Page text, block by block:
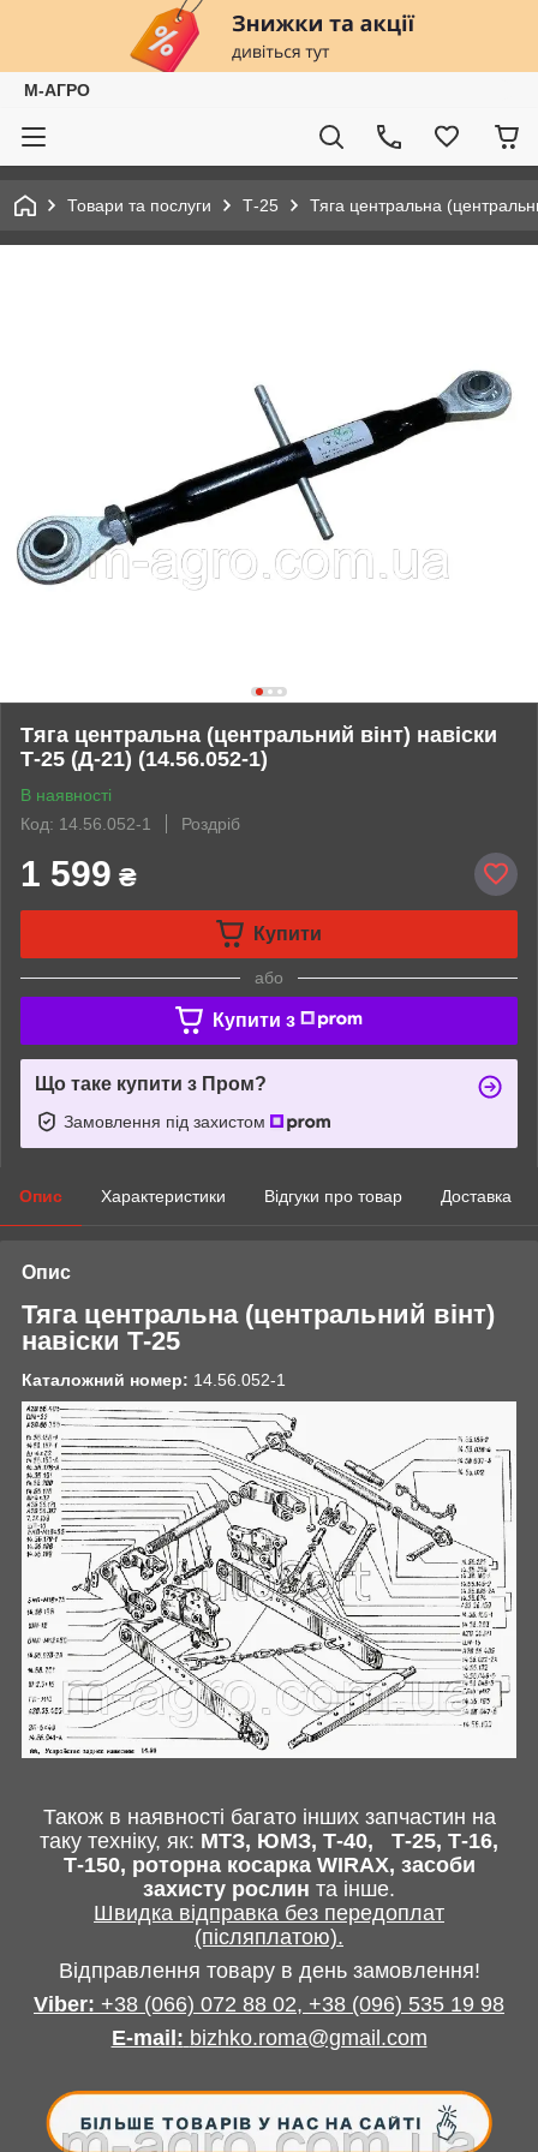
М-АГРО
Товари та послуги Т-25 Тяга центральна
Тяга центральна (центральний вінт) навіски
Т-25 (Д-21) (14.56.052-1)
В наявності
Код: 14.56.052-1
Роздріб
1 599 ₴
Купити
або
Купити з
Що таке купити з Пром?
Замовлення під захистом
Опис Характеристики Відгуки про товар Доставка
Опис
Тяга центральна (центральний вінт)
навіски Т-25
Каталожний номер: 14.56.052-1
Також в наявності багато інших запчастин на
таку техніку, як: МТЗ, ЮМЗ, Т-40,
Т-25, Т-16,
Т-150, роторна косарка WIRAX, засоби
захисту рослин та інше.
Швидка відправка без передоплат
(післяплатою).
Відправлення товару в день замовлення!
Viber: +38 (066) 072 88 02, +38 (096) 535 19 98
E-mail : bizhko.roma@gmail.com